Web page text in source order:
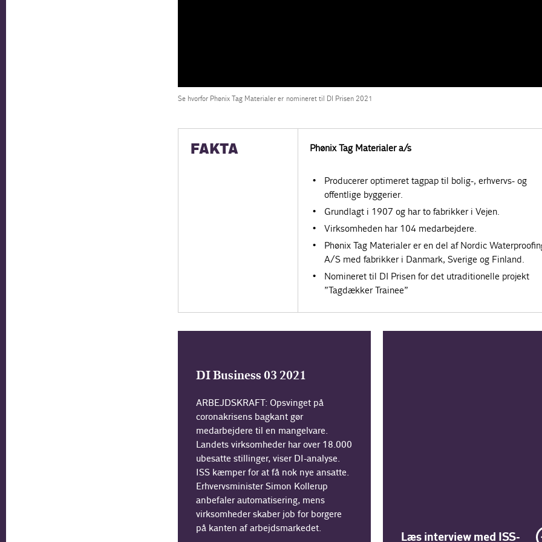
Se hvorfor Phønix Tag Materialer er nomineret til DI Prisen 2021
FAKTA Phønix Tag Materialer a/s
Producerer optimeret tagpap til bolig-, erhvervs- og
offentlige byggerier.
Grundlagt i 1907 og har to fabrikker i Vejen.
Virksomheden har 104 medarbejdere.
Phønix Tag Materialer er en del af Nordic
A/S med fabrikker i Danmark, Sverige og Finland.
Nomineret til DI Prisen for det utraditionelle projekt
”Tagdækker Trainee”
DI Business 03 2021
ARBEJDSKRAFT: Opsvinget på
coronakrisens bagkant gør
medarbejdere til en mangelvare.
Landets virksomheder har over 18.000
ubesatte stillinger, viser DI-analyse.
ISS kæmper for at få nok nye ansatte.
Erhvervsminister Simon Kollerup
anbefaler automatisering, mens
virksomheder skaber job for borgere
på kanten af arbejdsmarkedet.
Læs interview med ISS-